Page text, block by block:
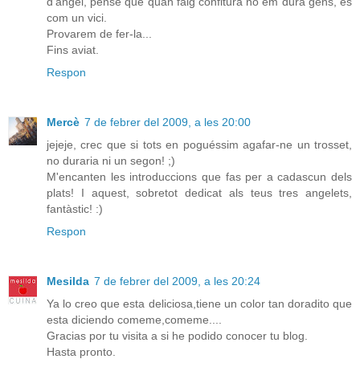
com un vici.
Provarem de fer-la...
Fins aviat.
Respon
Mercè 7 de febrer del 2009, a les 20:00
jejeje, crec que si tots en poguéssim agafar-ne un trosset,
no duraria ni un segon! ;)
M'encanten les introduccions que fas per a cadascun dels
plats! I aquest, sobretot dedicat als teus tres angelets,
fantàstic! :)
Respon
Mesilda 7 de febrer del 2009, a les 20:24
Ya lo creo que esta deliciosa,tiene un color tan doradito que
esta diciendo comeme,comeme....
Gracias por tu visita a si he podido conocer tu blog.
Hasta pronto.